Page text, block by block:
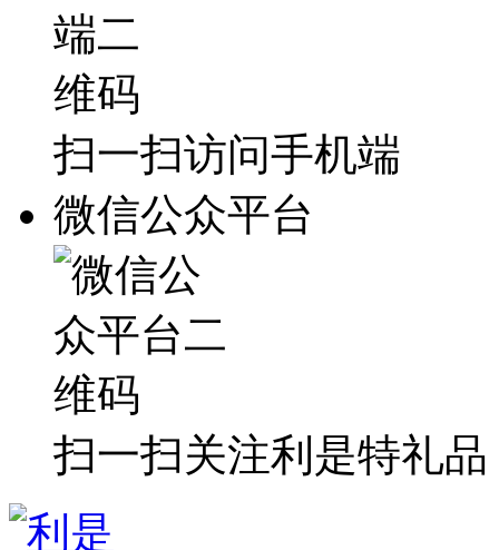
扫一扫访问手机端
微信公众平台
扫一扫关注利是特礼品